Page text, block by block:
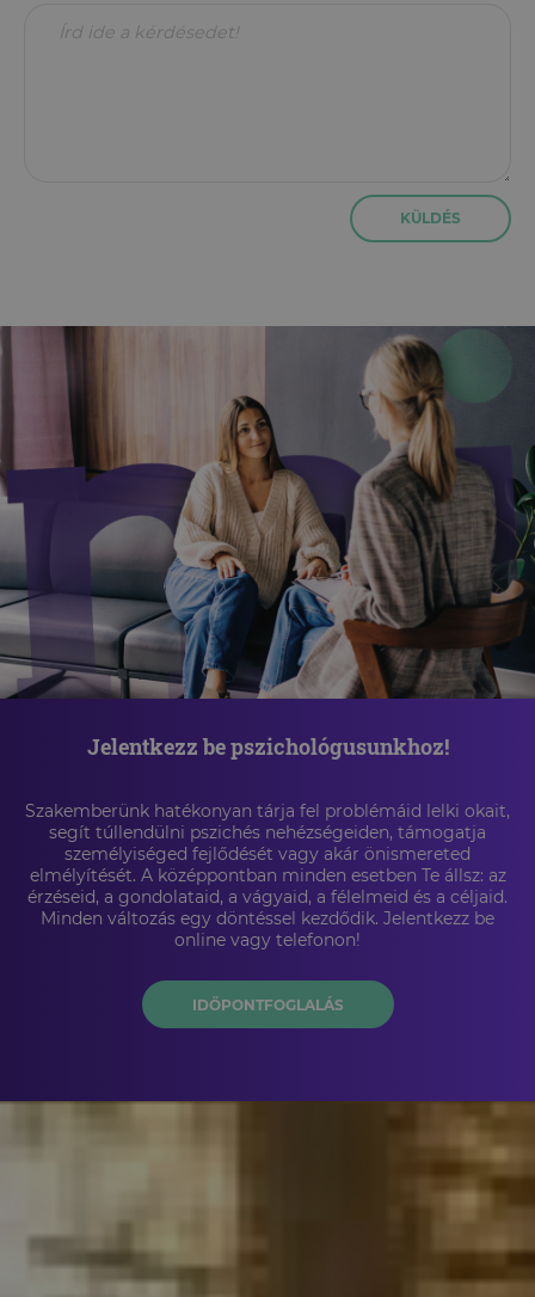
KÜLDÉS
Jelentkezz be pszichológusunkhoz!
Szakemberünk hatékonyan tárja fel problémáid lelki okait,
segít túllendülni pszichés nehézségeiden, támogatja
személyiséged fejlődését vagy akár önismereted
elmélyítését. A középpontban minden esetben Te állsz: az
érzéseid, a gondolataid, a vágyaid, a félelmeid és a céljaid.
Minden változás egy döntéssel kezdődik. Jelentkezz be
online vagy telefonon!
IDŐPONTFOGLALÁS